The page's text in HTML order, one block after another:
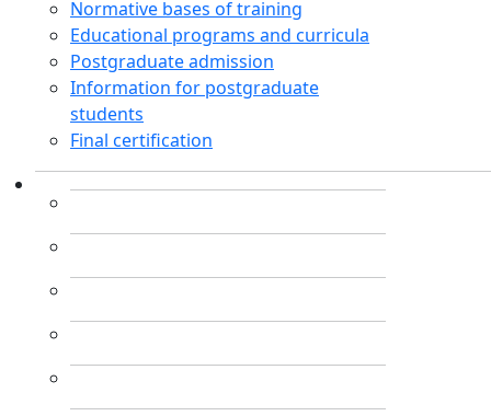
Normative bases of training
Educational programs and curricula
Postgraduate admission
Information for postgraduate
students
Final certification